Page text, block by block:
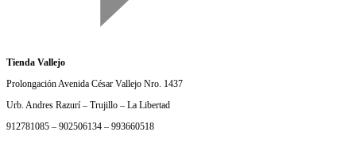
Tienda Vallejo
Prolongación Avenida César Vallejo Nro. 1437
Urb. Andres Razurí – Trujillo – La Libertad
912781085 – 902506134 – 993660518